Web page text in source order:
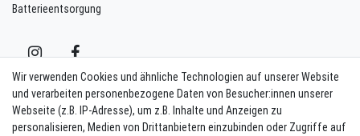
Batterieentsorgung
Vertrag widerrufen Kontakt
Wir verwenden Cookies und ähnliche Technologien auf unserer Website
und verarbeiten personenbezogene Daten von Besucher:innen unserer
Webseite (z.B. IP-Adresse), um z.B. Inhalte und Anzeigen zu
personalisieren, Medien von Drittanbietern einzubinden oder Zugriffe auf